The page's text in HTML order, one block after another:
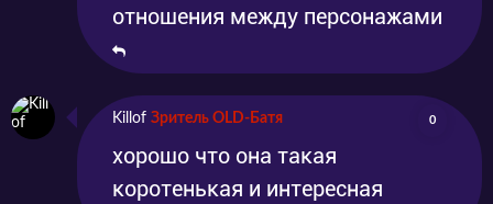
отношения между персонажами
Killof Зритель OLD-Батя 0
хорошо что она такая
коротенькая и интересная